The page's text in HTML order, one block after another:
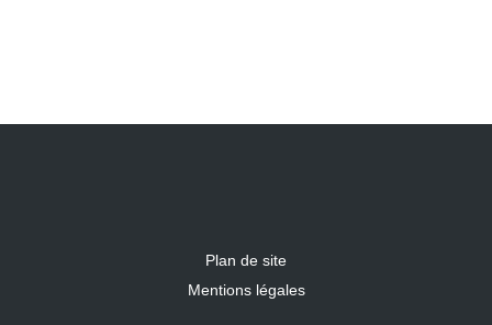
Plan de site
Mentions légales